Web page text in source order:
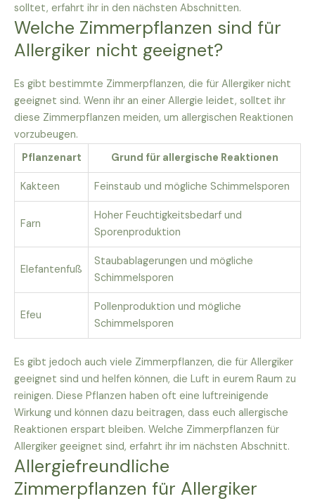
solltet, erfahrt ihr in den nächsten Abschnitten.
Welche Zimmerpflanzen sind für
Allergiker nicht geeignet?
Es gibt bestimmte Zimmerpflanzen, die für Allergiker nicht
geeignet sind. Wenn ihr an einer Allergie leidet, solltet ihr
diese Zimmerpflanzen meiden, um allergischen Reaktionen
vorzubeugen.
Pflanzenart
Grund für allergische Reaktionen
Kakteen Feinstaub und mögliche Schimmelsporen
Farn
Hoher Feuchtigkeitsbedarf und
Sporenproduktion
Elefantenfuß
Staubablagerungen und mögliche
Schimmelsporen
Efeu
Pollenproduktion und mögliche
Schimmelsporen
Es gibt jedoch auch viele Zimmerpflanzen, die für Allergiker
geeignet sind und helfen können, die Luft in eurem Raum zu
reinigen. Diese Pflanzen haben oft eine luftreinigende
Wirkung und können dazu beitragen, dass euch allergische
Reaktionen erspart bleiben. Welche Zimmerpflanzen für
Allergiker geeignet sind, erfahrt ihr im nächsten Abschnitt.
Allergiefreundliche
Zimmerpflanzen für Allergiker